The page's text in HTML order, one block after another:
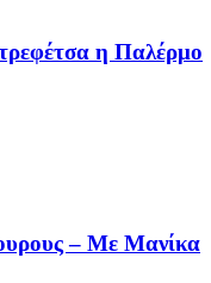
η Παλέρμο
– Με Μανίκα